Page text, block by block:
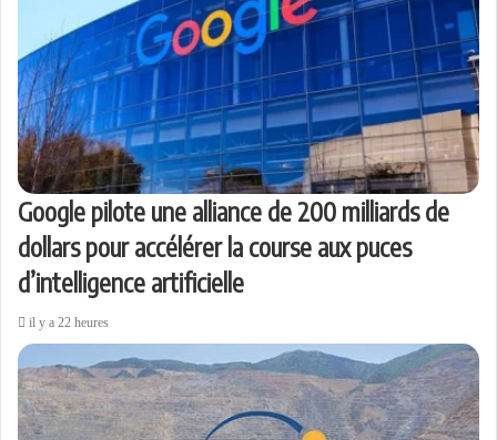
Google pilote une alliance de 200 milliards de
dollars pour accélérer la course aux puces
d’intelligence artificielle
il y a 22 heures